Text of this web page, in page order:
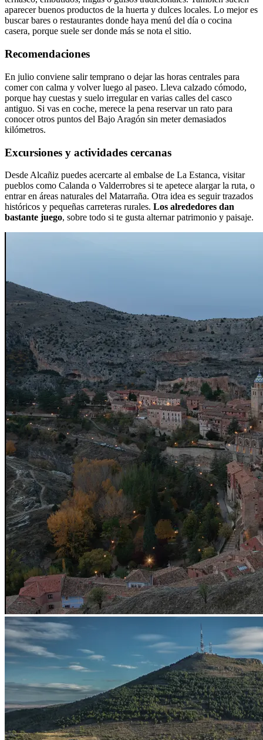
aparecer buenos productos de la huerta y dulces locales. Lo mejor es
buscar bares o restaurantes donde haya menú del día o cocina
casera, porque suele ser donde más se nota el sitio.
Recomendaciones
En julio conviene salir temprano o dejar las horas centrales para
comer con calma y volver luego al paseo. Lleva calzado cómodo,
porque hay cuestas y suelo irregular en varias calles del casco
antiguo. Si vas en coche, merece la pena reservar un rato para
conocer otros puntos del Bajo Aragón sin meter demasiados
kilómetros.
Excursiones y actividades cercanas
Desde Alcañiz puedes acercarte al embalse de La Estanca, visitar
pueblos como Calanda o Valderrobres si te apetece alargar la ruta, o
entrar en áreas naturales del Matarraña. Otra idea es seguir trazados
históricos y pequeñas carreteras rurales. Los alrededores dan
bastante juego, sobre todo si te gusta alternar patrimonio y paisaje.